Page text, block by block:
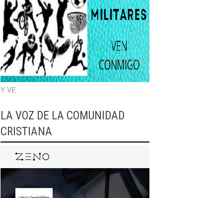
Y VE
LA VOZ DE LA COMUNIDAD
CRISTIANA